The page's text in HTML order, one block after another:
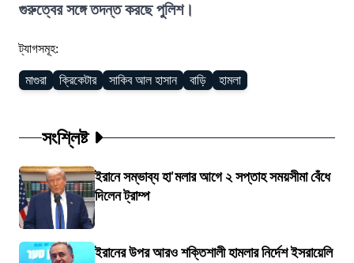
গুরুত্বের সঙ্গে তদন্ত করছে পুলিশ।
ট্যাগসমূহ:
মাগুরা ক্রিকেটার সাকিব আল হাসান বাড়ি হামলা
সংশ্লিষ্ট
ইরানে সম্ভাব্য হা'মলার আগে ২ সপ্তাহ সময়সীমা বেঁধে
দিলেন ট্রাম্প
ইরানের উপর আরও শক্তিশালী হামলার নির্দেশ ইসরায়েলি